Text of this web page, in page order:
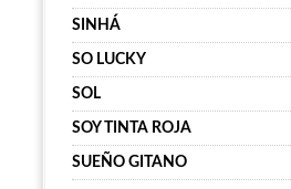
SINHÁ
SO LUCKY
SOL
SOY TINTA ROJA
SUEÑO GITANO